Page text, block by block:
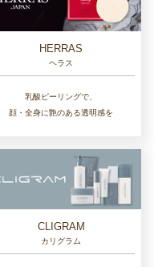
HERRAS
ヘラス
乳酸ピーリングで、
顔・全身に艶のある透明感を
CLIGRAM
カリグラム